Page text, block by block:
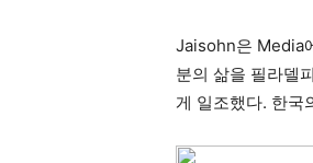
Jaisohn은 Media
분의 삶을 필라델
게 일조했다. 한국